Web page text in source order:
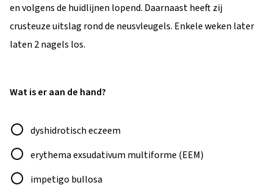
en volgens de huidlijnen lopend. Daarnaast heeft zij
crusteuze uitslag rond de neusvleugels. Enkele weken later
laten 2 nagels los.
Wat is er aan de hand?
Antwoord
dyshidrotisch eczeem
erythema exsudativum multiforme (EEM)
impetigo bullosa